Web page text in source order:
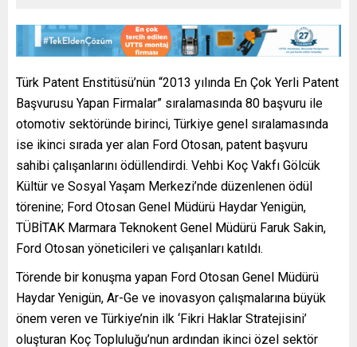
Türk Patent Enstitüsü’nün “2013 yılında En Çok Yerli Patent
Başvurusu Yapan Firmalar” sıralamasında 80 başvuru ile
otomotiv sektöründe birinci, Türkiye genel sıralamasında
ise ikinci sırada yer alan Ford Otosan, patent başvuru
sahibi çalışanlarını ödüllendirdi. Vehbi Koç Vakfı Gölcük
Kültür ve Sosyal Yaşam Merkezi’nde düzenlenen ödül
törenine; Ford Otosan Genel Müdürü Haydar Yenigün,
TÜBİTAK Marmara Teknokent Genel Müdürü Faruk Sakin,
Ford Otosan yöneticileri ve çalışanları katıldı.
Törende bir konuşma yapan Ford Otosan Genel Müdürü
Haydar Yenigün, Ar-Ge ve inovasyon çalışmalarına büyük
önem veren ve Türkiye’nin ilk ‘Fikri Haklar Stratejisini’
oluşturan Koç Topluluğu’nun ardından ikinci özel sektör